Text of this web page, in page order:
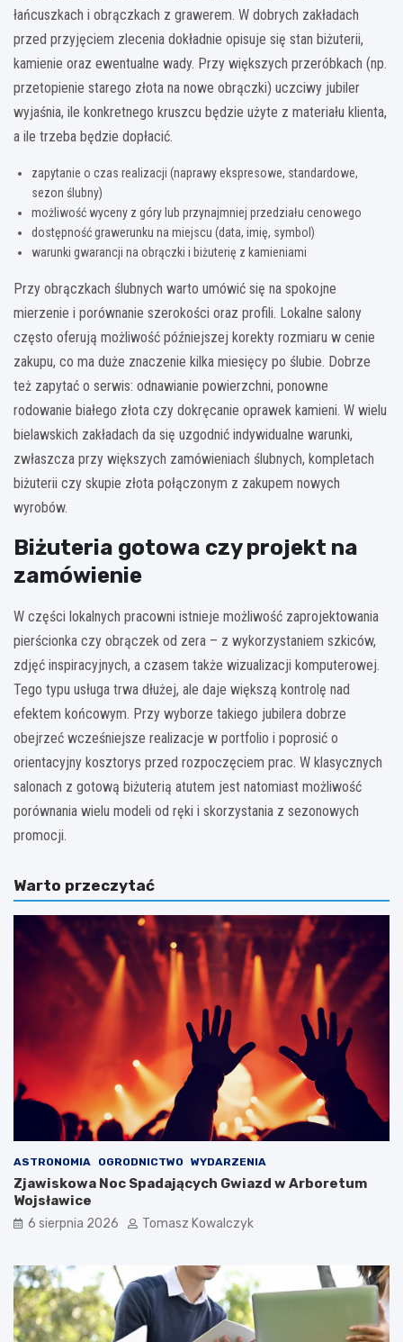
łańcuszkach i obrączkach z grawerem. W dobrych zakładach
przed przyjęciem zlecenia dokładnie opisuje się stan biżuterii,
kamienie oraz ewentualne wady. Przy większych przeróbkach (np.
przetopienie starego złota na nowe obrączki) uczciwy jubiler
wyjaśnia, ile konkretnego kruszcu będzie użyte z materiału klienta,
a ile trzeba będzie dopłacić.
zapytanie o czas realizacji (naprawy ekspresowe, standardowe,
sezon ślubny)
możliwość wyceny z góry lub przynajmniej przedziału cenowego
dostępność grawerunku na miejscu (data, imię, symbol)
warunki gwarancji na obrączki i biżuterię z kamieniami
Przy obrączkach ślubnych warto umówić się na spokojne
mierzenie i porównanie szerokości oraz profili. Lokalne salony
często oferują możliwość późniejszej korekty rozmiaru w cenie
zakupu, co ma duże znaczenie kilka miesięcy po ślubie. Dobrze
też zapytać o serwis: odnawianie powierzchni, ponowne
rodowanie białego złota czy dokręcanie oprawek kamieni. W wielu
bielawskich zakładach da się uzgodnić indywidualne warunki,
zwłaszcza przy większych zamówieniach ślubnych, kompletach
biżuterii czy skupie złota połączonym z zakupem nowych
wyrobów.
Biżuteria gotowa czy projekt na
zamówienie
W części lokalnych pracowni istnieje możliwość zaprojektowania
pierścionka czy obrączek od zera – z wykorzystaniem szkiców,
zdjęć inspiracyjnych, a czasem także wizualizacji komputerowej.
Tego typu usługa trwa dłużej, ale daje większą kontrolę nad
efektem końcowym. Przy wyborze takiego jubilera dobrze
obejrzeć wcześniejsze realizacje w portfolio i poprosić o
orientacyjny kosztorys przed rozpoczęciem prac. W klasycznych
salonach z gotową biżuterią atutem jest natomiast możliwość
porównania wielu modeli od ręki i skorzystania z sezonowych
promocji.
Warto przeczytać
ASTRONOMIA OGRODNICTWO WYDARZENIA
Zjawiskowa Noc Spadających Gwiazd w Arboretum
Wojsławice
6 sierpnia 2026 Tomasz Kowalczyk